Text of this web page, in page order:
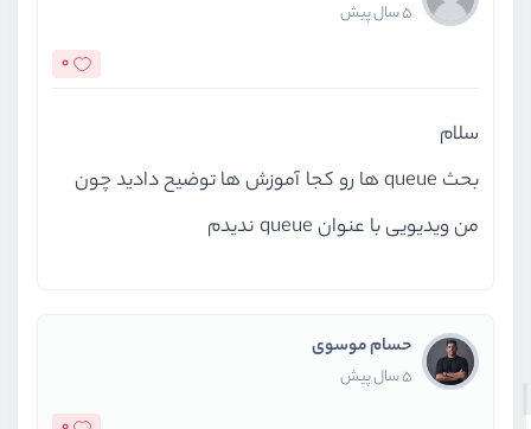
5 سال پیش
0
سلام
بحث queue ها رو کجا آموزش ها توضیح دادید چون
من ویدیویی با عنوان queue ندیدم
حسام موسوی
5 سال پیش